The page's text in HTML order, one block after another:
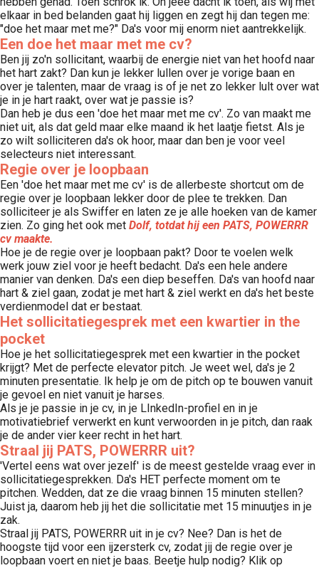
elkaar in bed belanden gaat hij liggen en zegt hij dan tegen me:
"doe het maar met me?" Da's voor mij enorm niet aantrekkelijk.
Een doe het maar met me cv?
Ben jij zo'n sollicitant, waarbij de energie niet van het hoofd naar
het hart zakt? Dan kun je lekker lullen over je vorige baan en
over je talenten, maar de vraag is of je net zo lekker lult over wat
je in je hart raakt, over wat je passie is?
Dan heb je dus een 'doe het maar met me cv'. Zo van maakt me
niet uit, als dat geld maar elke maand ik het laatje fietst. Als je
zo wilt solliciteren da's ok hoor, maar dan ben je voor veel
selecteurs niet interessant.
Regie over je loopbaan
Een 'doe het maar met me cv' is de allerbeste shortcut om de
regie over je loopbaan lekker door de plee te trekken. Dan
solliciteer je als Swiffer en laten ze je alle hoeken van de kamer
zien. Zo ging het ook met Dolf, totdat hij een PATS, POWERRR
cv maakte.
Hoe je de regie over je loopbaan pakt? Door te voelen welk
werk jouw ziel voor je heeft bedacht. Da's een hele andere
manier van denken. Da's een diep beseffen. Da's van hoofd naar
hart & ziel gaan, zodat je met hart & ziel werkt en da's het beste
verdienmodel dat er bestaat.
Het sollicitatiegesprek met een kwartier in the
pocket
Hoe je het sollicitatiegesprek met een kwartier in the pocket
krijgt? Met de perfecte elevator pitch. Je weet wel, da's je 2
minuten presentatie. Ik help je om de pitch op te bouwen vanuit
je gevoel en niet vanuit je harses.
Als je je passie in je cv, in je LInkedIn-profiel en in je
motivatiebrief verwerkt en kunt verwoorden in je pitch, dan raak
je de ander vier keer recht in het hart.
Straal jij PATS, POWERRR uit?
'Vertel eens wat over jezelf' is de meest gestelde vraag ever in
sollicitatiegesprekken. Da's HET perfecte moment om te
pitchen. Wedden, dat ze die vraag binnen 15 minuten stellen?
Juist ja, daarom heb jij het die sollicitatie met 15 minuutjes in je
zak.
Straal jij PATS, POWERRR uit in je cv? Nee? Dan is het de
hoogste tijd voor een ijzersterk cv, zodat jij de regie over je
loopbaan voert en niet je baas. Beetje hulp nodig? Klik op